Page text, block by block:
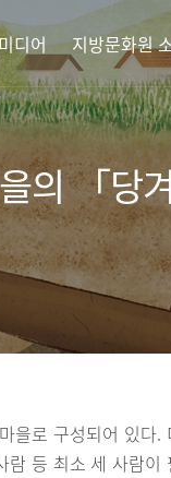
디어 지방문화원
의 「당
을로 구성되어 있다.
람 등 최소 세 사람이